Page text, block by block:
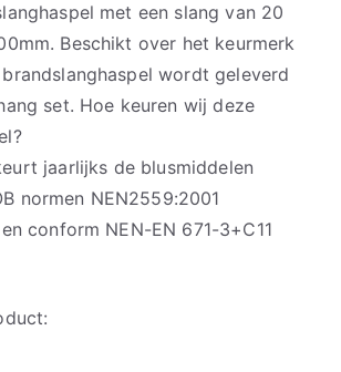
met een slang van 20
Beschikt over het keurmerk
brandslanghaspel wordt geleverd
set. Hoe keuren wij deze
jaarlijks de blusmiddelen
normen NEN2559:2001
conform NEN-EN 671-3+C11